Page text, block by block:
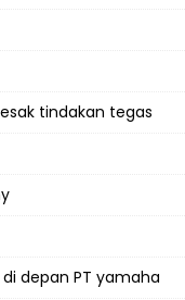
tindakan tegas
depan PT yamaha